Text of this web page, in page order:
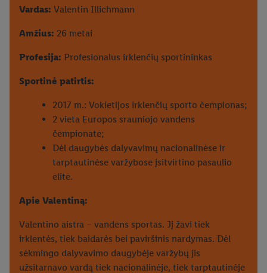
Vardas: Valentin Illichmann
Amžius: 26 metai
Profesija: Profesionalus irklenčių sportininkas
Sportinė patirtis:
2017 m.: Vokietijos irklenčių sporto čempionas;
2 vieta Europos srauniojo vandens
čempionate;
Dėl daugybės dalyvavimų nacionalinėse ir
tarptautinėse varžybose įsitvirtino pasaulio
elite.
Apie Valentiną:
Valentino aistra – vandens sportas. Jį žavi tiek
irklentės, tiek baidarės bei paviršinis nardymas. Dėl
sėkmingo dalyvavimo daugybėje varžybų jis
užsitarnavo vardą tiek nacionalinėje, tiek tarptautinėje